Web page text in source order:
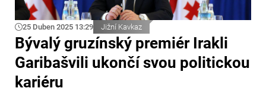
25 Duben 2025 13:29 Jižní Kavkaz
Bývalý gruzínský premiér Irakli
Garibašvili ukončí svou politickou
kariéru